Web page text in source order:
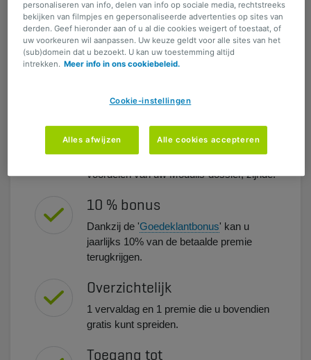
4 waarborgen exclusief voor
huisartsen
aansprakelijkheid, van uzelf in geval van
materieel, informatica en data.
Deze waarborgen krijgt u bovenop de
voordelen van uw Modulis-dossier, zijnde:
10 % bonus
Dankzij de 'Goedeklantbonus' kan u
jaarlijks 10% van de betaalde premie
terugkrijgen.
Overzichtelijk
1 vervaldag en 1 premie die u bovendien
gratis kunt spreiden.
Toegang tot
personaliseren van info, delen van info op sociale media, rechtstreeks
bekijken van filmpjes en gepersonaliseerde advertenties op sites van
derden. Geef hieronder aan of u al die cookies weigert of toestaat, of
uw voorkeuren wil aanpassen. Uw keuze geldt voor alle sites van het
(sub)domein dat u bezoekt. U kan uw toestemming altijd
intrekken. Meer info in ons cookiebeleid.
Cookie-instellingen
Alles afwijzen Alle cookies accepteren